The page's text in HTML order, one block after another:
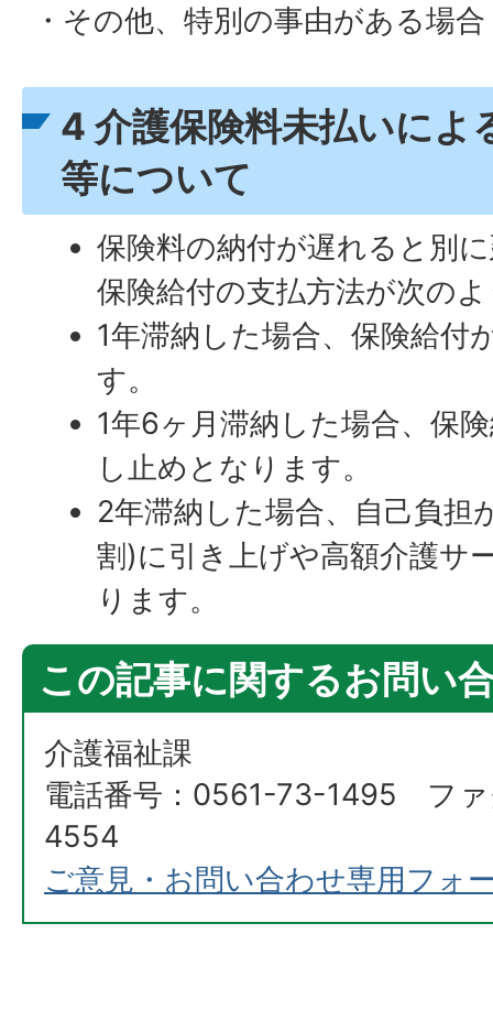
・その他、特別の事由がある場合
4 介護保険料未払いによ
等について
保険料の納付が遅れると別
保険給付の支払方法が次の
1年滞納した場合、保険給付
す。
1年6ヶ月滞納した場合、保
し止めとなります。
2年滞納した場合、自己負担
割)に引き上げや高額介護サ
ります。
この記事に関するお問い
介護福祉課
電話番号：0561-73-1495 フ
4554
ご意見・お問い合わせ専用フォ